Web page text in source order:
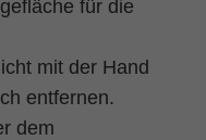
für die
mit der Hand
entfernen.
dem